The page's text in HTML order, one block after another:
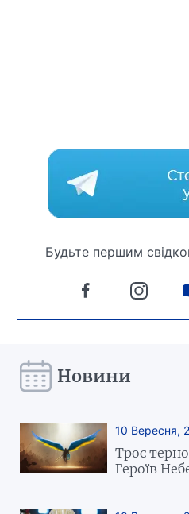
Будьте першим
Новини
10 Вересня,
Троє
Героїв